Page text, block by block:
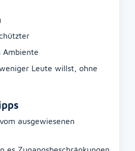
Ambiente
Leute willst, ohne
ausgewiesenen